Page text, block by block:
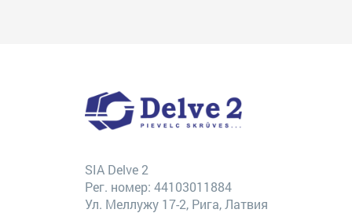
SIA Delve 2
Рег. номер: 44103011884
Ул. Меллужу 17-2, Рига, Латвия